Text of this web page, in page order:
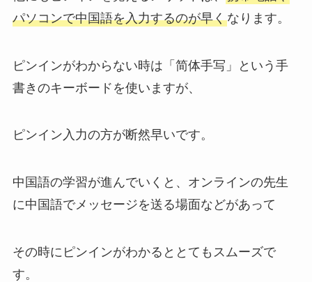
パソコンで中国語を入力するのが早くなります。
ピンインがわからない時は「简体手写」という手
書きのキーボードを使いますが、
ピンイン入力の方が断然早いです。
中国語の学習が進んでいくと、オンラインの先生
に中国語でメッセージを送る場面などがあって
その時にピンインがわかるととてもスムーズで
す。